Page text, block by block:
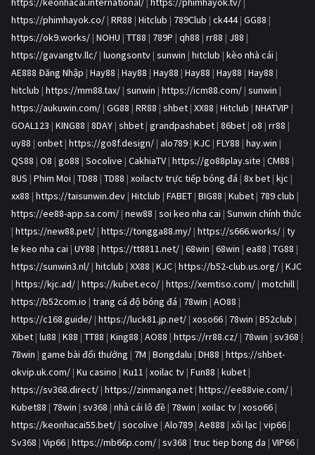
https://phimhayok.co/ | RR88 | Hitclub | 789Club | ck444| GG88 |
https://ok9.works/ | NOHU | TT88 | 789P | qh88 | rr88 | J88 |
https://gavangtv.llc/ | luongsontv | sunwin | hitclub | kèo nhà cái |
AE888 Đăng Nhập | Hay88 | Hay88 | Hay88 | Hay88 | Hay88 | Hay88 |
hitclub | https://mm88.tax/ | sunwin | https://icm88.com/ | sunwin |
https://aukuwin.com/ | GG88 | RR88 | shbet | XX88 | Hitclub | NHATVIP |
GOAL123 | KING88 | 8DAY | shbet | grandpashabet | 86bet | o8 | rr88 |
uy88 | onbet | https://go8f.design/ | alo789 | KJC | FLY88 | hay.win |
QS88 | O8 | go88 | Socolive | CakhiaTV | https://go88play.site | CM88 |
8US | Phim Moi | TD88 | TD88 | xoilactv trực tiếp bóng đá | 8x bet | kjc |
xx88 | https://taisunwin.dev | Hitclub | FABET | BIG88 | Kubet | 789 club |
https://ee88-app.sa.com/ | new88 | soi keo nha cai | Sunwin chính thức
| https://new88.pet/ | https://tongga88.my/ | https://s666.works/ | ty
le keo nha cai | UY88 | https://tt8811.net/ | 68win | 68win | ea88 | TG88 |
https://sunwin3.nl/ | hitclub | XX88 | KJC | https://b52-club.us.org/ | KJC
| https://kjc.ad/ | https://kubet.eco/ | https://xemtiso.com/ | motchill |
https://b52com.io | trang cá độ bóng đá | 78win | AO88 |
https://c168.guide/ | https://luck81.jp.net/ | xoso66 | 78win | B52club |
Xibet | lu88 | K88 | TT88 | King88 | AO88 | https://rr88.cz/ | 78win | sv368 |
78win | game bài đổi thưởng | 7M | Bongdalu | DH88 | https://shbet-
okvip.uk.com/ | Ku casino | Ku11 | xoilac tv | Fun88 | kubet |
https://sv368.direct/ | https://zinmanga.net | https://ee88vie.com/ |
Kubet88 | 78win | sv368 | nhà cái lô đề | 78win | xoilac tv | xoso66 |
https://keonhacai55.bet/ | socolive | Alo789 | Ae888 | xôi lạc | vip66 |
Sv368 | Vip66 | https://mb66p.com/ | sv368 | truc tiep bong da | VIP66 |